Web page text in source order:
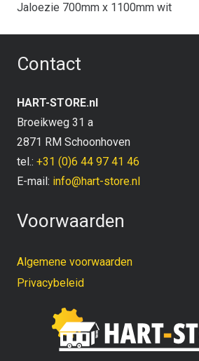
Jaloezie 700mm x 1100mm wit
Contact
HART-STORE.nl
Broeikweg 31 a
2871 RM Schoonhoven
tel.: +31 (0)6 44 97 41 46
E-mail: info@hart-store.nl
Voorwaarden
Algemene voorwaarden
Privacybeleid